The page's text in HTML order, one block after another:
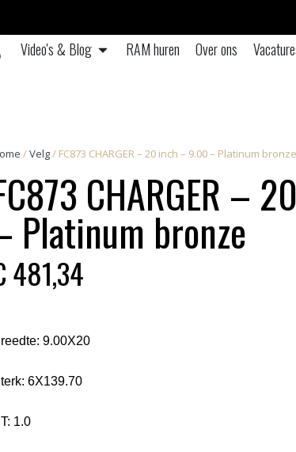
Video's & Blog RAM huren Over ons
/Velg/ FC873 CHARGER – 20 inch – 9.00 – Platinum bronze
CHARGER –
Platinum bronze
481,34
9.00X20
6X139.70
1.0